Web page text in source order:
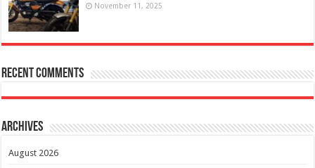
November 11, 2025
Recent Comments
Archives
August 2026